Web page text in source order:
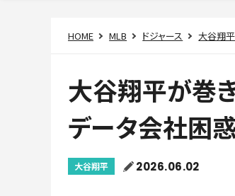
HOME MLB ドジャース 大谷翔平
大谷翔平が巻
データ会社困惑
大谷翔平 2026.06.02